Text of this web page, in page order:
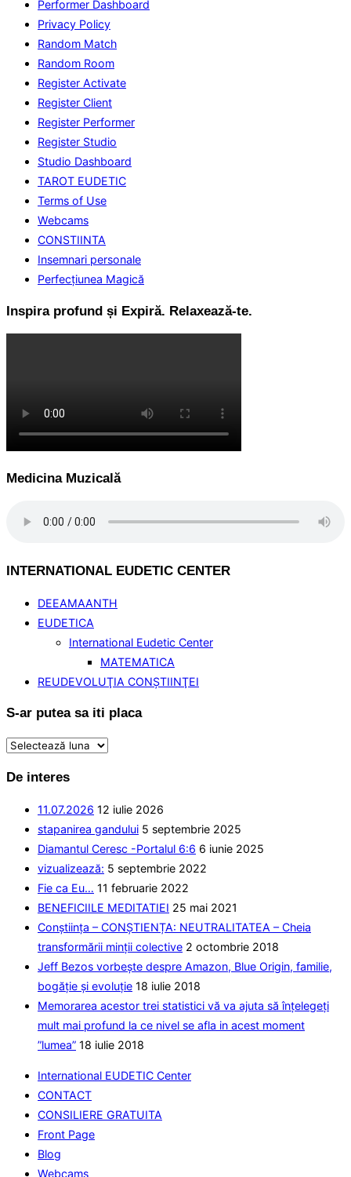
Performer Dashboard
Privacy Policy
Random Match
Random Room
Register Activate
Register Client
Register Performer
Register Studio
Studio Dashboard
TAROT EUDETIC
Terms of Use
Webcams
CONSTIINTA
Insemnari personale
Perfecţiunea Magică
Inspira profund și Expiră. Relaxează-te.
Medicina Muzicală
INTERNATIONAL EUDETIC CENTER
DEEAMAANTH
EUDETICA
International Eudetic Center
MATEMATICA
REUDEVOLUŢIA CONŞTIINŢEI
S-ar putea sa iti placa
S-
putea
De interes
11.07.2026 12 iulie 2026
stapanirea gandului 5 septembrie 2025
Diamantul Ceresc -Portalul 6:6 6 iunie 2025
vizualizează: 5 septembrie 2022
Fie ca Eu… 11 februarie 2022
BENEFICIILE MEDITATIEI 25 mai 2021
Conștiința – CONȘTIENȚA: NEUTRALITATEA – Cheia
transformării minții colective 2 octombrie 2018
Jeff Bezos vorbește despre Amazon, Blue Origin, familie,
bogăție și evoluție 18 iulie 2018
Memorarea acestor trei statistici vă va ajuta să înțelegeți
mult mai profund la ce nivel se afla in acest moment
”lumea” 18 iulie 2018
International EUDETIC Center
CONTACT
CONSILIERE GRATUITA
Front Page
Blog
Webcams